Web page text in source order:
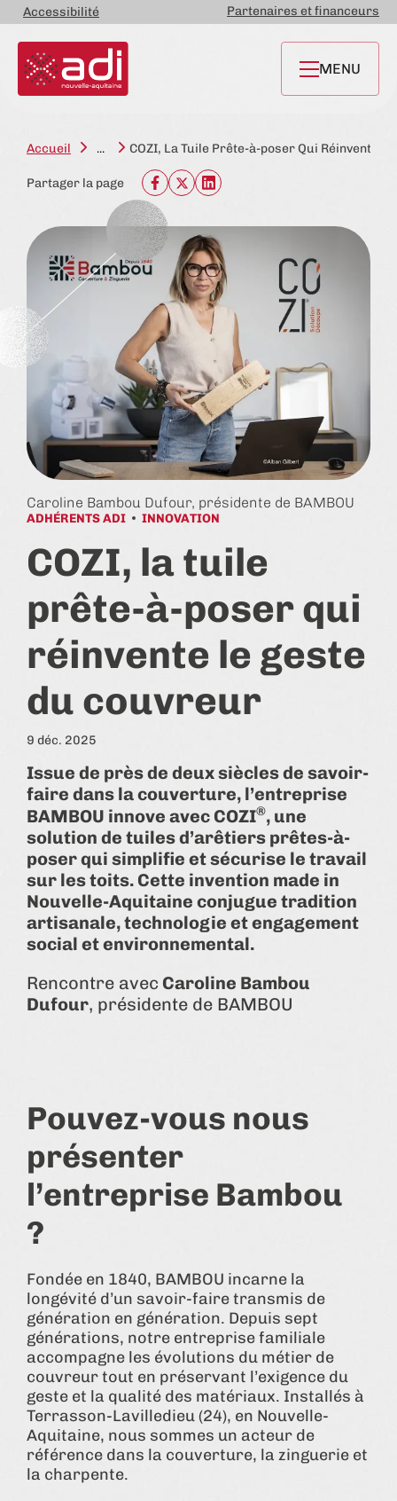
Accessibilité Partenaires et financeurs
MENU
Accueil ... COZI, La Tuile Prête-à-poser Qui Réinvente
Partager la page
Caroline Bambou Dufour, présidente de BAMBOU
ADHÉRENTS ADI INNOVATION
COZI, la tuile
prête-à-poser qui
réinvente le geste
du couvreur
9 déc. 2025
Issue de près de deux siècles de savoir-
faire dans la couverture, l’entreprise
BAMBOU innove avec COZI®, une
solution de tuiles d’arêtiers prêtes-à-
poser qui simplifie et sécurise le travail
sur les toits. Cette invention made in
Nouvelle-Aquitaine conjugue tradition
artisanale, technologie et engagement
social et environnemental.
Rencontre avec Caroline Bambou
Dufour, présidente de BAMBOU
Pouvez-vous nous
présenter
l’entreprise Bambou
?
Fondée en 1840, BAMBOU incarne la
longévité d’un savoir-faire transmis de
génération en génération. Depuis sept
générations, notre entreprise familiale
accompagne les évolutions du métier de
couvreur tout en préservant l’exigence du
geste et la qualité des matériaux. Installés à
Terrasson-Lavilledieu (24), en Nouvelle-
Aquitaine, nous sommes un acteur de
référence dans la couverture, la zinguerie et
la charpente.